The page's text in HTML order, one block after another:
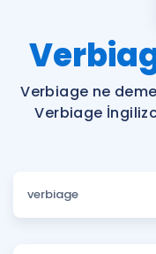
Katılımcı
Faydalı Araçlar
Sözlük
Hakkımızda
Verbiage ne
Verbiage